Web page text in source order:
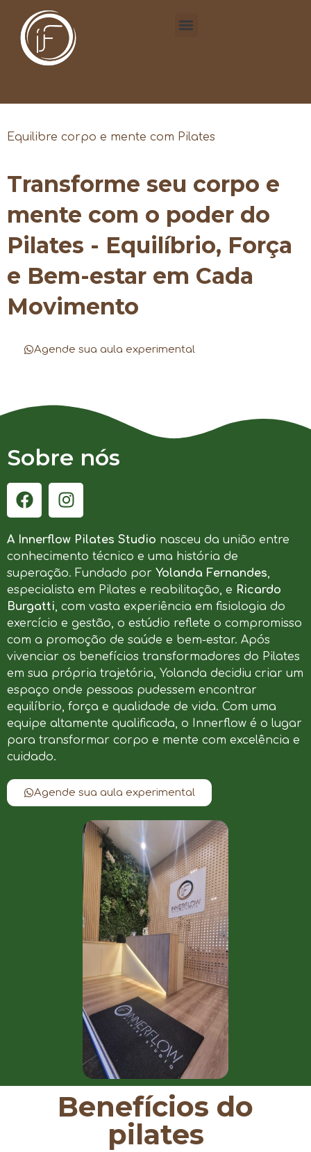
Equilibre corpo e mente com Pilates
Transforme seu corpo e
mente com o poder do
Pilates - Equilíbrio, Força
e Bem-estar em Cada
Movimento
Agende sua aula experimental
Sobre nós
A Innerflow Pilates Studio nasceu da união entre
conhecimento técnico e uma história de
superação. Fundado por Yolanda Fernandes,
especialista em Pilates e reabilitação, e Ricardo
Burgatti, com vasta experiência em fisiologia do
exercício e gestão, o estúdio reflete o compromisso
com a promoção de saúde e bem-estar. Após
vivenciar os benefícios transformadores do Pilates
em sua própria trajetória, Yolanda decidiu criar um
espaço onde pessoas pudessem encontrar
equilíbrio, força e qualidade de vida. Com uma
equipe altamente qualificada, o Innerflow é o lugar
para transformar corpo e mente com excelência e
cuidado.
Agende sua aula experimental
Benefícios do
pilates